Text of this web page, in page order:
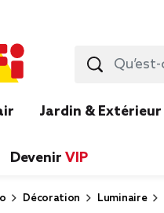
Jardin & Extérieur
Devenir VIP
Décoration Luminaire